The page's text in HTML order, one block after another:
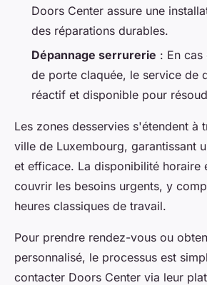
Doors Center assure une
des réparations durables.
Dépannage serrurerie : En
de porte claquée, le service de
réactif et disponible pour
Les zones desservies s'étendent à
ville de Luxembourg, garantissant
et efficace. La disponibilité horaire
couvrir les besoins urgents, y
heures classiques de travail.
Pour prendre rendez-vous ou
personnalisé, le processus est
contacter Doors Center via leur